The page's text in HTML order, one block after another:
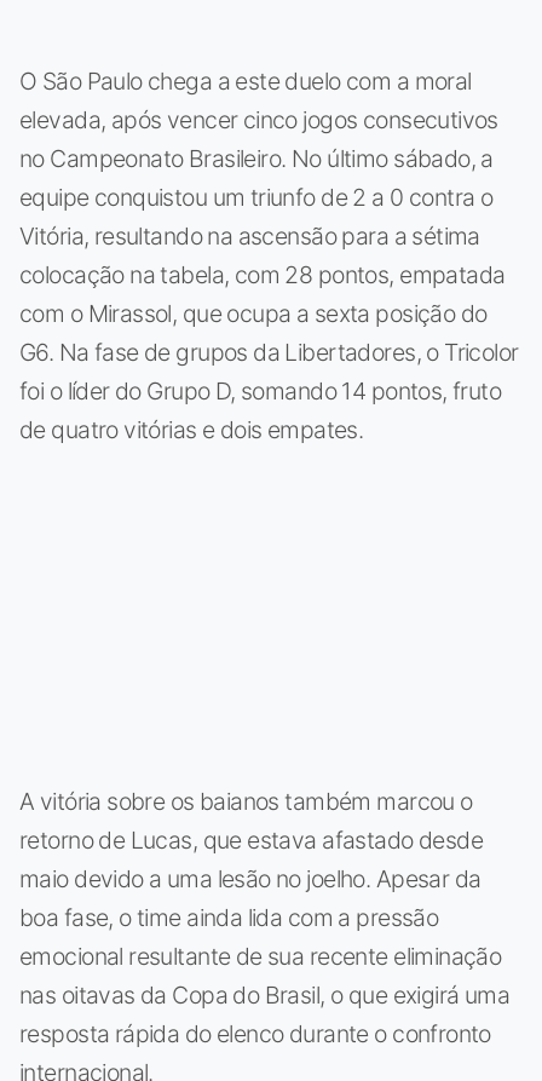
O São Paulo chega a este duelo com a moral
elevada, após vencer cinco jogos consecutivos
no Campeonato Brasileiro. No último sábado, a
equipe conquistou um triunfo de 2 a 0 contra o
Vitória, resultando na ascensão para a sétima
colocação na tabela, com 28 pontos, empatada
com o Mirassol, que ocupa a sexta posição do
G6. Na fase de grupos da Libertadores, o Tricolor
foi o líder do Grupo D, somando 14 pontos, fruto
de quatro vitórias e dois empates.
A vitória sobre os baianos também marcou o
retorno de Lucas, que estava afastado desde
maio devido a uma lesão no joelho. Apesar da
boa fase, o time ainda lida com a pressão
emocional resultante de sua recente eliminação
nas oitavas da Copa do Brasil, o que exigirá uma
resposta rápida do elenco durante o confronto
internacional.